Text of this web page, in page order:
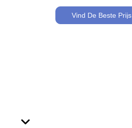
Vind De Beste Prijs